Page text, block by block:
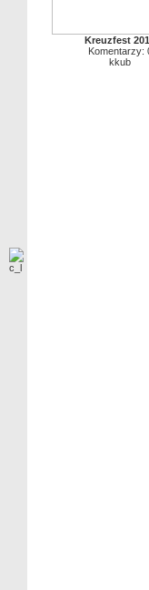
Kreuzfest
Komentarzy:
kkub